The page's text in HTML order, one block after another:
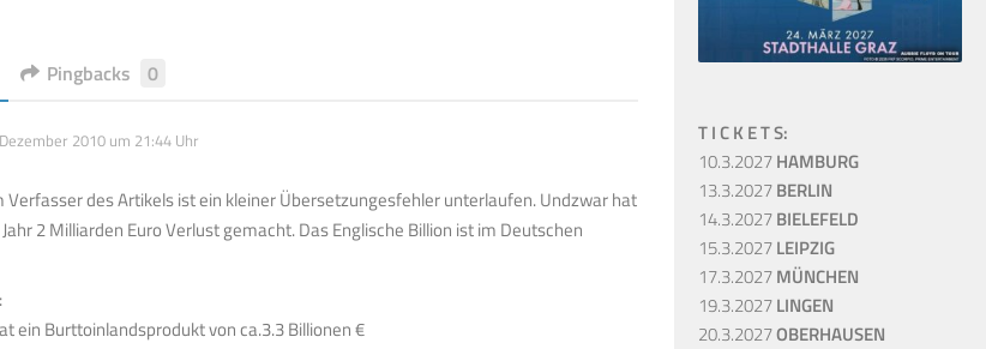
Pingbacks 0
2010 um 21:44 Uhr
Verfasser des Artikels ist ein kleiner Übersetzungesfehler unterlaufen. Undzwar hat
2 Milliarden Euro Verlust gemacht. Das Englische Billion ist im Deutschen
ein Burttoinlandsprodukt von ca.3.3 Billionen €
T I C K E T S:
10.3.2027HAMBURG
13.3.2027BERLIN
14.3.2027BIELEFELD
15.3.2027LEIPZIG
17.3.2027MÜNCHEN
19.3.2027LINGEN
20.3.2027OBERHAUSEN